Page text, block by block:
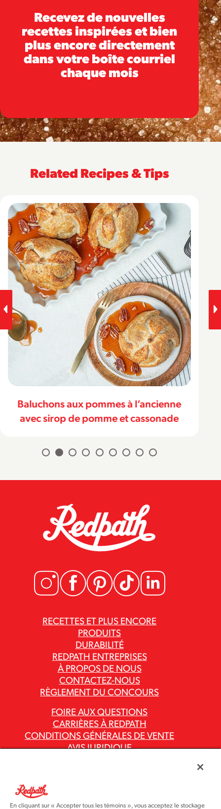
Recevez de nouvelles
recettes inspirées et bien
plus encore directement
dans votre boîte courriel
chaque mois
Related Recipes & Tips
Baluchons aux pommes à l’ancienne
avec sirop de pomme et cassonade
RECETTES ET PLUS ENCORE
PRODUITS
DURABILITÉ
REDPATH ENTREPRISES
À PROPOS DE NOUS
CONTACTEZ-NOUS
RÈGLEMENT DU CONCOURS
FOIRE AUX QUESTIONS
CARRIÈRES À REDPATH
CONDITIONS GÉNÉRALES DE VENTE
AVIS JURIDIQUE
CONTRE L’ESCLAVAGE MODERNE
CODES ET POLITIQUES DU GROUPE ASR
En cliquant sur « Accepter tous les témoins », vous acceptez le stockage